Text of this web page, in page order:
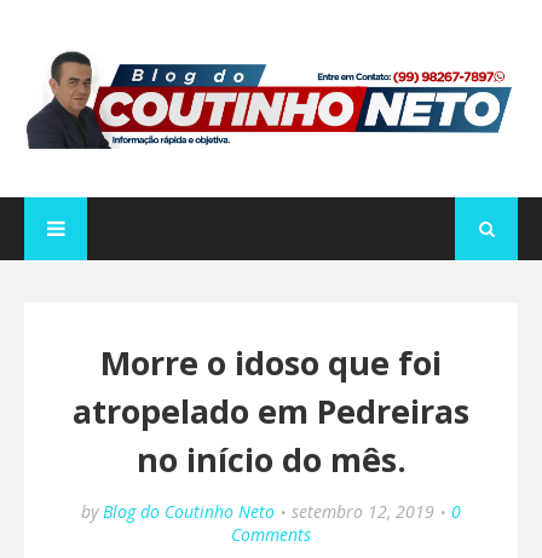
Morre o idoso que foi
atropelado em Pedreiras
no início do mês.
by Blog do Coutinho Neto setembro 12, 2019
0
Comments